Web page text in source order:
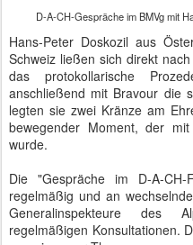
D-A-CH-Gespräche im BMVg mit
Hans-Peter Doskozil aus
Schweiz ließen sich direkt
das protokollarische
anschließend mit Bravour die
legten sie zwei Kränze am
bewegender Moment, der
wurde.
Die "Gespräche im D-A-CH-
regelmäßig und an
Generalinspekteure des
regelmäßigen Konsultationen.